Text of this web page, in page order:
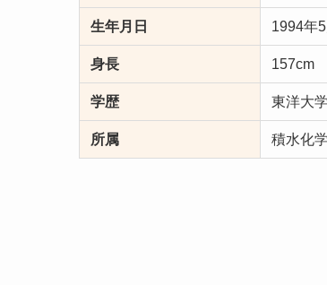
生年月日 1994年
身長 157cm
学歴 東洋大学
所属 積水化学